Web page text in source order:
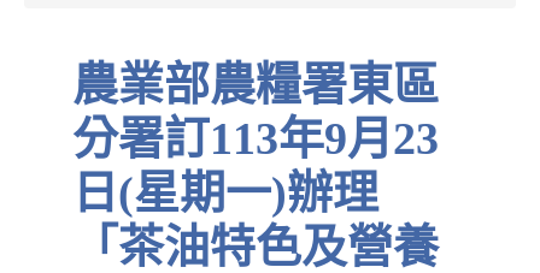
農業部農糧署東區
分署訂113年9月23
日(星期一)辦理
「茶油特色及營養